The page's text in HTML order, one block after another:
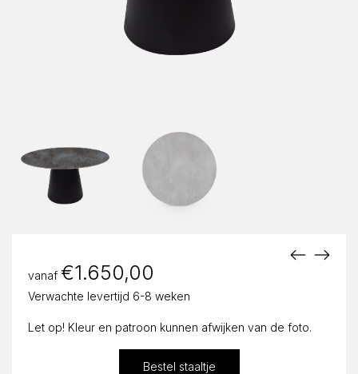
vanaf €1.650,00
Verwachte levertijd 6-8 weken
Let op! Kleur en patroon kunnen afwijken van de foto.
Bestel staaltje